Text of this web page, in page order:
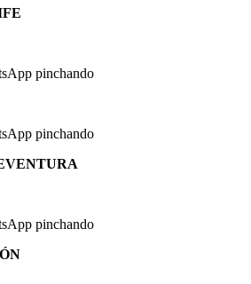
pinchando
pinchando
pinchando